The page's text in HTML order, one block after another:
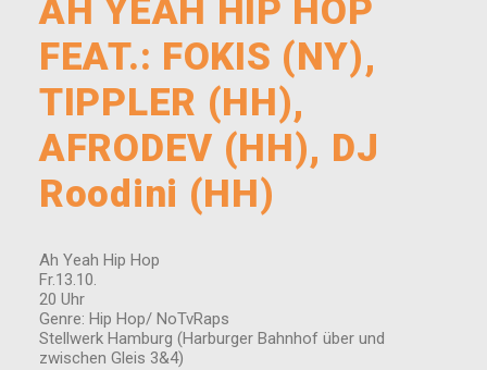
AH YEAH HIP HOP
FEAT.: FOKIS (NY),
TIPPLER (HH),
AFRODEV (HH), DJ
Roodini (HH)
Ah Yeah Hip Hop
Fr.13.10.
20 Uhr
Genre: Hip Hop/ NoTvRaps
Stellwerk Hamburg (Harburger Bahnhof über und
zwischen Gleis 3&4)